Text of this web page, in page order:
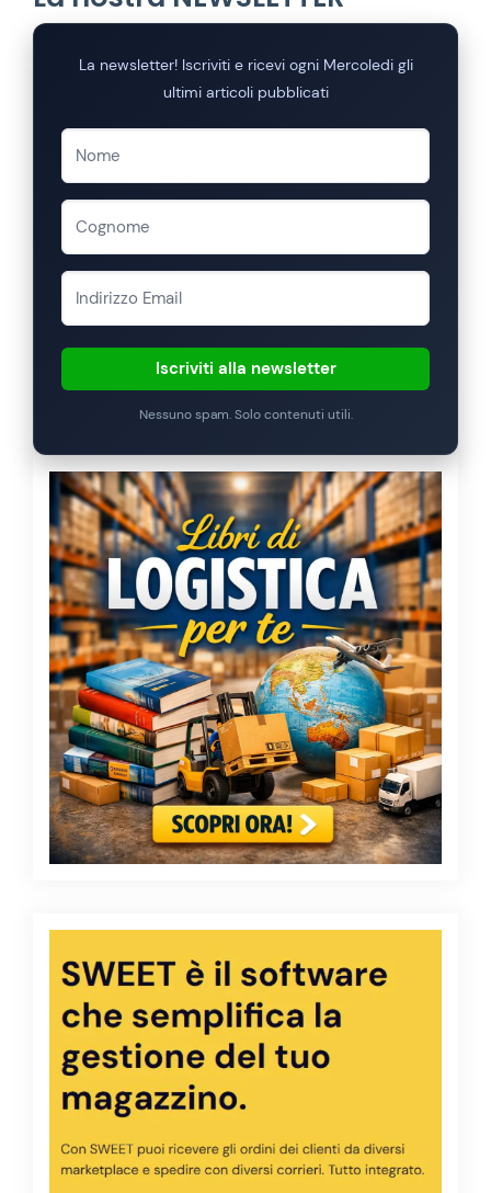
La newsletter! Iscriviti e ricevi ogni Mercoledi gli
ultimi articoli pubblicati
Iscriviti alla newsletter
Nessuno spam. Solo contenuti utili.